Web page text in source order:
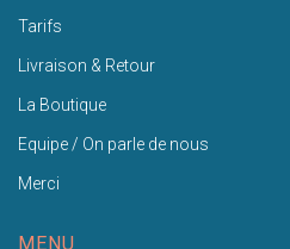
Tarifs
Livraison & Retour
La Boutique
Equipe / On parle de nous
Merci
MENU